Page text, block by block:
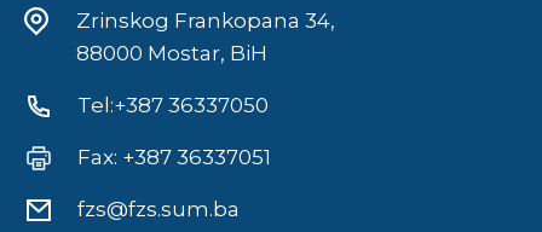
Zrinskog Frankopana 34,
88000 Mostar, BiH
Tel:+387 36337050
Fax: +387 36337051
fzs@fzs.sum.ba